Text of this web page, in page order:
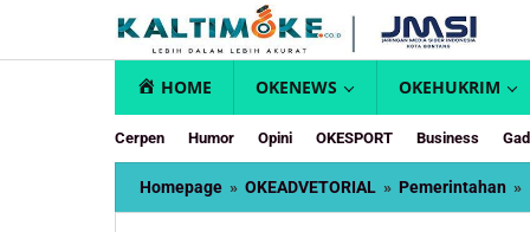
content
HOME OKENEWS OKEHUKRIM
Cerpen Humor Opini OKESPORT Business
Homepage » OKEADVETORIAL » Pemerintahan »